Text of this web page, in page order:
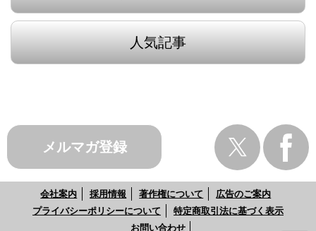
人気記事
メルマガ登録
会社案内 採用情報 著作権について
広告のご案内
プライバシーポリシーについて
特定商取引法に基づく表示
お問い合わせ